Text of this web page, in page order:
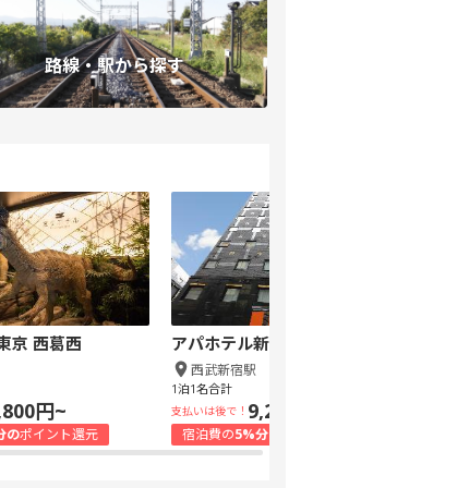
路線・駅から探す
京 西葛西
円~
のポイント還元
アパホテル新宿 歌舞伎町中央
西武新宿駅
1泊1名合計
支払いは後で！ 9,240円~
宿泊費の5%分の